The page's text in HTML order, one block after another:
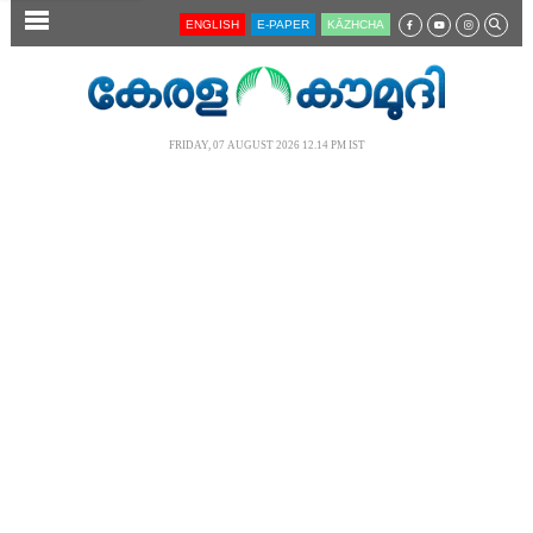
SECTIONS ENGLISH E-PAPER KĀZHCHA
FRIDAY, 07 AUGUST 2026 12.14 PM IST